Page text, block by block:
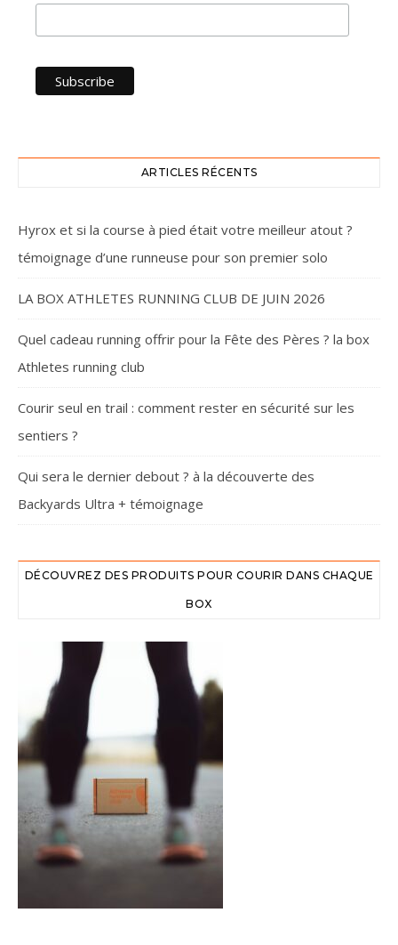
ARTICLES RÉCENTS
Hyrox et si la course à pied était votre meilleur atout ?
témoignage d’une runneuse pour son premier solo
LA BOX ATHLETES RUNNING CLUB DE JUIN 2026
Quel cadeau running offrir pour la Fête des Pères ? la box
Athletes running club
Courir seul en trail : comment rester en sécurité sur les
sentiers ?
Qui sera le dernier debout ? à la découverte des
Backyards Ultra + témoignage
DÉCOUVREZ DES PRODUITS POUR COURIR DANS CHAQUE
BOX